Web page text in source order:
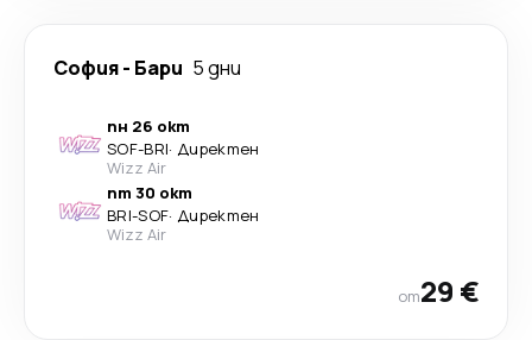
София- Бари 5 дни
пн 26 окт
SOF-BRI· Директен
Wizz Air
пт 30 окт
BRI-SOF· Директен
Wizz Air
от29 €